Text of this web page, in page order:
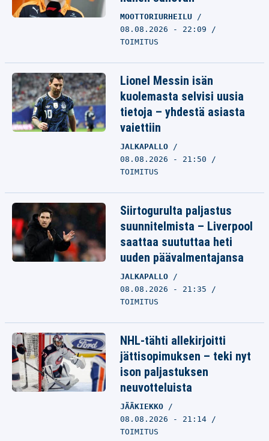
MOOTTORIURHEILU
08.08.2026 - 22:09
TOIMITUS
Lionel Messin isän
kuolemasta selvisi uusia
tietoja – yhdestä asiasta
vaiettiin
JALKAPALLO
08.08.2026 - 21:50
TOIMITUS
Siirtogurulta paljastus
suunnitelmista – Liverpool
saattaa suututtaa heti
uuden päävalmentajansa
JALKAPALLO
08.08.2026 - 21:35
TOIMITUS
NHL-tähti allekirjoitti
jättisopimuksen – teki nyt
ison paljastuksen
neuvotteluista
JÄÄKIEKKO
08.08.2026 - 21:14
TOIMITUS